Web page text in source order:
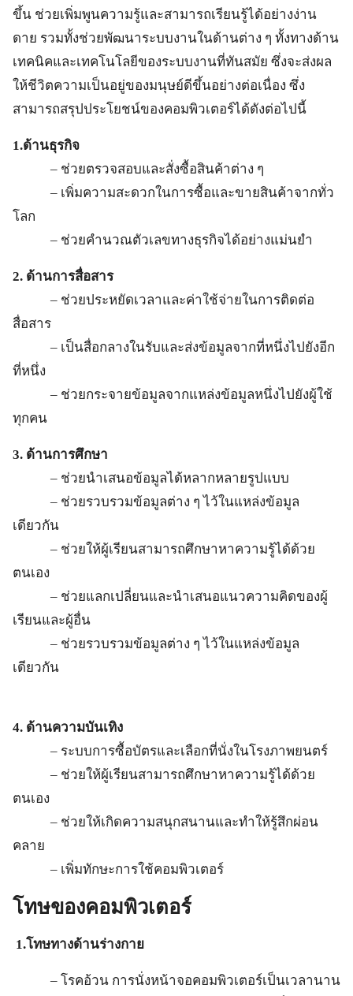
ขึ้น ช่วยเพิ่มพูนความรู้และสามารถเรียนรู้ได้อย่างง่าน
ดาย รวมทั้งช่วยพัฒนาระบบงานในด้านต่าง ๆ ทั้งทางด้าน
เทคนิคและเทคโนโลยีของระบบงานที่ทันสมัย ซึ่งจะส่งผล
ให้ชีวิตความเป็นอยู่ของมนุษย์ดีขึ้นอย่างต่อเนื่อง ซึ่ง
สามารถสรุปประโยชน์ของคอมพิวเตอร์ได้ดังต่อไปนี้
1.ด้านธุรกิจ
– ช่วยตรวจสอบและสั่งซื้อสินค้าต่าง ๆ
– เพิ่มความสะดวกในการซื้อและขายสินค้าจากทั่ว
โลก
– ช่วยคำนวณตัวเลขทางธุรกิจได้อย่างแม่นยำ
2. ด้านการสื่อสาร
– ช่วยประหยัดเวลาและค่าใช้จ่ายในการติดต่อ
สื่อสาร
– เป็นสื่อกลางในรับและส่งข้อมูลจากที่หนึ่งไปยังอีก
ที่หนึ่ง
– ช่วยกระจายข้อมูลจากแหล่งข้อมูลหนึ่งไปยังผู้ใช้
ทุกคน
3. ด้านการศึกษา
– ช่วยนำเสนอข้อมูลได้หลากหลายรูปแบบ
– ช่วยรวบรวมข้อมูลต่าง ๆ ไว้ในแหล่งข้อมูล
เดียวกัน
– ช่วยให้ผู้เรียนสามารถศึกษาหาความรู้ได้ด้วย
ตนเอง
– ช่วยแลกเปลี่ยนและนำเสนอแนวความคิดของผู้
เรียนและผู้อื่น
– ช่วยรวบรวมข้อมูลต่าง ๆ ไว้ในแหล่งข้อมูล
เดียวกัน
4. ด้านความบันเทิง
– ระบบการซื้อบัตรและเลือกที่นั่งในโรงภาพยนตร์
– ช่วยให้ผู้เรียนสามารถศึกษาหาความรู้ได้ด้วย
ตนเอง
– ช่วยให้เกิดความสนุกสนานและทำให้รู้สึกผ่อน
คลาย
– เพิ่มทักษะการใช้คอมพิวเตอร์
โทษของคอมพิวเตอร์
1.โทษทางด้านร่างกาย
– โรคอ้วน การนั่งหน้าจอคอมพิวเตอร์เป็นเวลานาน